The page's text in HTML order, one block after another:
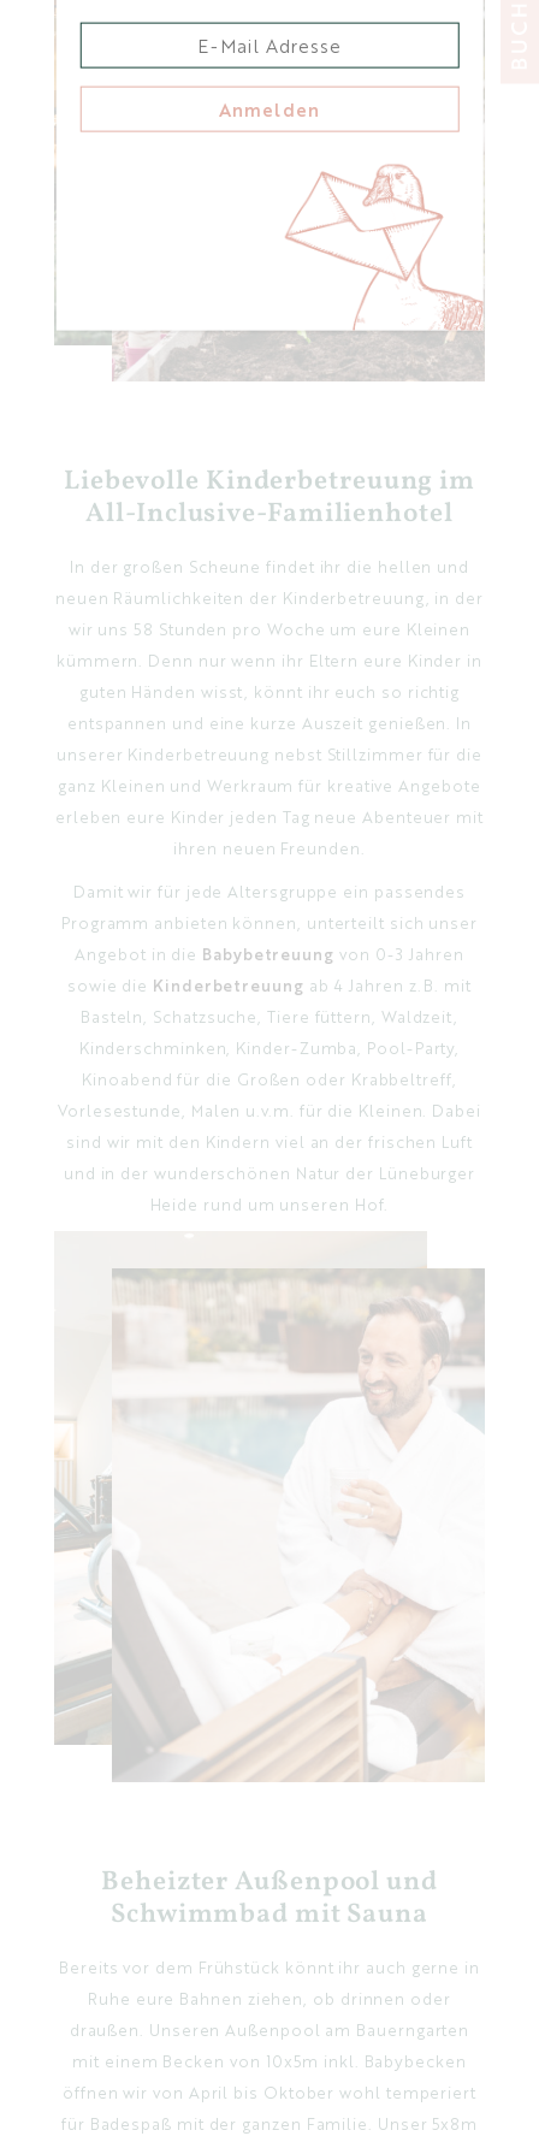
Liebevolle Kinderbetreuung im
All-Inclusive-Familienhotel
In der großen Scheune findet ihr die hellen und
neuen Räumlichkeiten der Kinderbetreuung, in der
wir uns 58 Stunden pro Woche um eure Kleinen
kümmern. Denn nur wenn ihr Eltern eure Kinder in
guten Händen wisst, könnt ihr euch so richtig
entspannen und eine kurze Auszeit genießen. In
unserer Kinderbetreuung nebst Stillzimmer für die
ganz Kleinen und Werkraum für kreative Angebote
erleben eure Kinder jeden Tag neue Abenteuer mit
ihren neuen Freunden.
Damit wir für jede Altersgruppe ein passendes
Programm anbieten können, unterteilt sich unser
Angebot in die Babybetreuung von 0-3 Jahren
sowie die Kinderbetreuung ab 4 Jahren z.B. mit
Basteln, Schatzsuche, Tiere füttern, Waldzeit,
Kinderschminken, Kinder-Zumba, Pool-Party,
Kinoabend für die Großen oder Krabbeltreff,
Vorlesestunde, Malen u.v.m. für die Kleinen. Dabei
sind wir mit den Kindern viel an der frischen Luft
und in der wunderschönen Natur der Lüneburger
Heide rund um unseren Hof.
Beheizter Außenpool und
Schwimmbad mit Sauna
Bereits vor dem Frühstück könnt ihr auch gerne in
Ruhe eure Bahnen ziehen, ob drinnen oder
draußen. Unseren Außenpool am Bauerngarten
mit einem Becken von 10x5m inkl. Babybecken
öffnen wir von April bis Oktober wohl temperiert
für Badespaß mit der ganzen Familie. Unser 5x8m
Anmelden